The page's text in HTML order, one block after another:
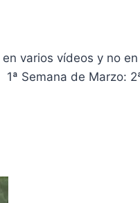
varios ví­deos y no
de Marzo: